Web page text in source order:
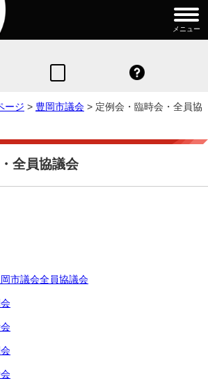
メニュー
ージ > 豊岡市議会 > 定例会・臨時会・全員協
全員協議会
市議会全員協議会